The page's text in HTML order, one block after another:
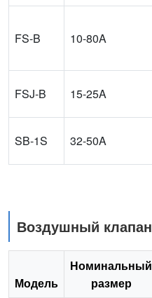
FS-B 10-80A
FSJ-B 15-25A
SB-1S 32-50A
Воздушный клапан
Модель
Номинальный
размер